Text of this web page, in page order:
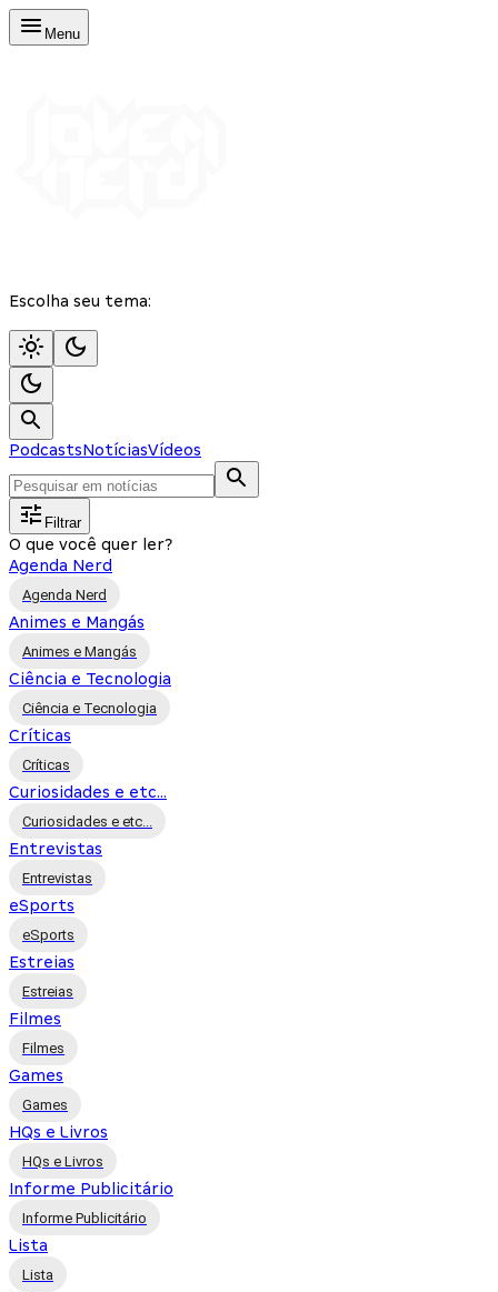
Menu
Escolha seu tema:
PodcastsNotíciasVídeos
Filtrar
O que você quer ler?
Agenda Nerd
Agenda Nerd
Animes e Mangás
Animes e Mangás
Ciência e Tecnologia
Ciência e Tecnologia
Críticas
Críticas
Curiosidades e etc...
Curiosidades e etc...
Entrevistas
Entrevistas
eSports
eSports
Estreias
Estreias
Filmes
Filmes
Games
Games
HQs e Livros
HQs e Livros
Informe Publicitário
Informe Publicitário
Lista
Lista